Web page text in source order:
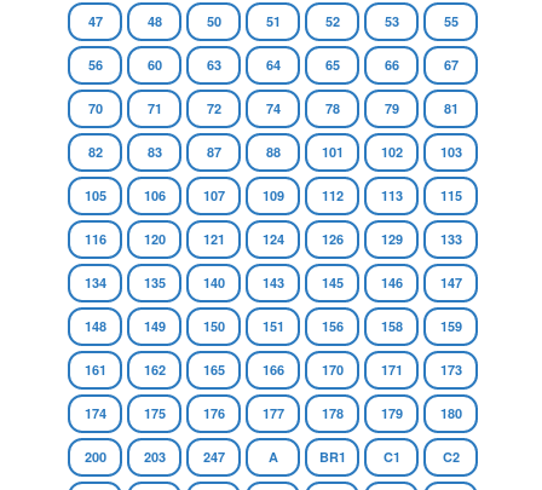
47 48 50 51 52 53 55
56 60 63 64 65 66 67
70 71 72 74 78 79 81
82 83 87 88 101 102 103
105 106 107 109 112 113 115
116 120 121 124 126 129 133
134 135 140 143 145 146 147
148 149 150 151 156 158 159
161 162 165 166 170 171 173
174 175 176 177 178 179 180
200 203 247 A BR1 C1 C2